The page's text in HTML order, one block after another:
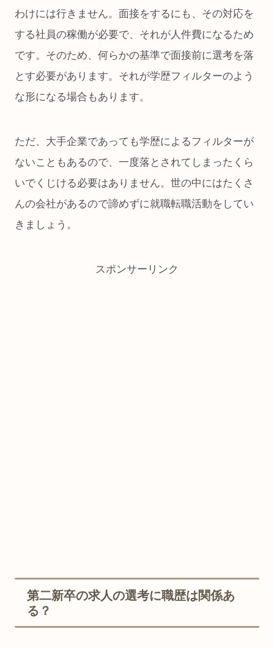
わけには行きません。面接をするにも、その対応を
する社員の稼働が必要で、それが人件費になるため
です。そのため、何らかの基準で面接前に選考を落
とす必要があります。それが学歴フィルターのよう
な形になる場合もあります。
ただ、大手企業であっても学歴によるフィルターが
ないこともあるので、一度落とされてしまったくら
いでくじける必要はありません。世の中にはたくさ
んの会社があるので諦めずに就職転職活動をしてい
きましょう。
スポンサーリンク
第二新卒の求人の選考に職歴は関係あ
る？